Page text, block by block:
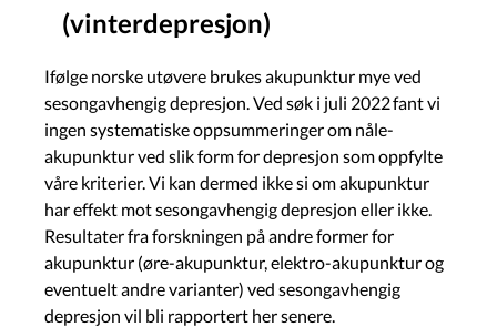
(vinterdepresjon)
Ifølge norske utøvere brukes akupunktur mye ved
sesongavhengig depresjon. Ved søk i juli 2022 fant vi
ingen systematiske oppsummeringer om nåle-
akupunktur ved slik form for depresjon som oppfylte
våre kriterier. Vi kan dermed ikke si om akupunktur
har effekt mot sesongavhengig depresjon eller ikke.
Resultater fra forskningen på andre former for
akupunktur (øre-akupunktur, elektro-akupunktur og
eventuelt andre varianter) ved sesongavhengig
depresjon vil bli rapportert her senere.